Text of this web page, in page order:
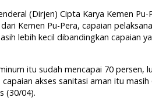
(Dirjen) Cipta Karya Kemen Pu-
Kemen Pu-Pera, capaian
lebih kecil dibandingkan capaian
itu sudah mencapai 70 persen,
akses sanitasi aman itu masih
(30/04).